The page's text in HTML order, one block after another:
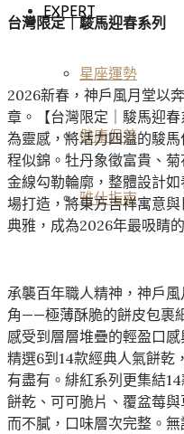
EXPERT
星座運勢
健康保養
雅仕指南
台灣限定｜駿馬迎春系列
2026新春，神戶風月堂以
章。【台灣限定｜駿馬迎春
為靈感，將活力四溢的駿
程似錦。牡丹象徵富貴、
金線勾勒輪廓，整體設計
場打造，將東方吉祥寓意
典雅，成為2026年最吸睛
承襲百年職人精神，神戶
角——極薄酥脆的餅皮包裹
感受到層層堆疊的輕盈口
精選6到14款經典人氣餅乾
有盡有。緋紅系列更集結
餅乾、可可脆片、覆盆莓
而不膩，口味層次完整。